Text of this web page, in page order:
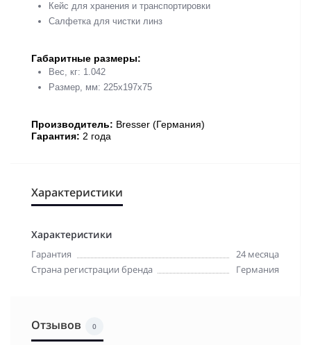
Кейс для хранения и транспортировки
Салфетка для чистки линз
Габаритные размеры:
Вес, кг: 1.042
Размер, мм: 225x197x75
Производитель: Bresser (Германия)
Гарантия: 2 года
Характеристики
Характеристики
Гарантия
24 месяца
Страна регистрации бренда
Германия
Отзывов 0